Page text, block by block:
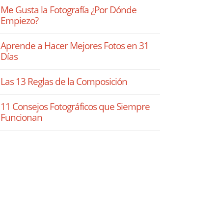
Me Gusta la Fotografía ¿Por Dónde
Empiezo?
Aprende a Hacer Mejores Fotos en 31
Días
Las 13 Reglas de la Composición
11 Consejos Fotográficos que Siempre
Funcionan